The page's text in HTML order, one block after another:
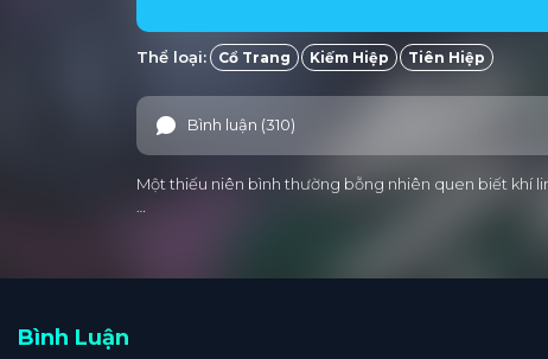
Thể loại: Cổ Trang Kiếm Hiệp Tiên Hiệp
Bình luận (310)
Một thiếu niên bình thường bỗng nhiên quen biết khí
Bình Luận